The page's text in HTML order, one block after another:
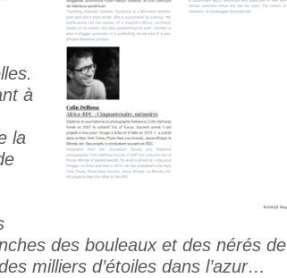
à
la
des bouleaux et des nérés de
milliers d’étoiles dans l’azur…